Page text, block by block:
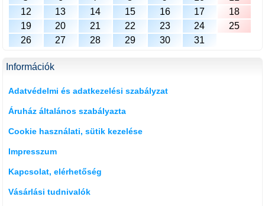
12
13 14 15 16 17
18
19
20 21 22 23 24
25
26
27 28 29 30 31
Információk
Adatvédelmi és adatkezelési szabályzat
Áruház általános szabályazta
Cookie használati, sütik kezelése
Impresszum
Kapcsolat, elérhetőség
Vásárlási tudnivalók